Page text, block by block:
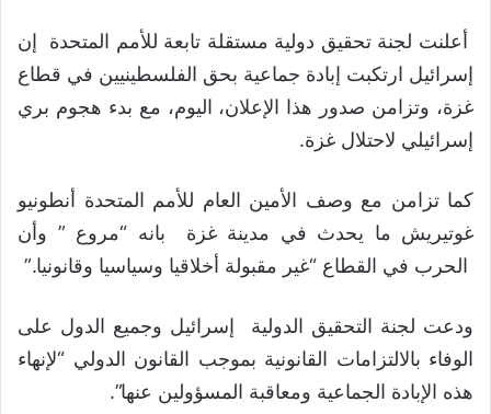
أعلنت لجنة تحقيق دولية مستقلة تابعة للأمم المتحدة إن
إسرائيل ارتكبت إبادة جماعية بحق الفلسطينيين في قطاع
غزة، وتزامن صدور هذا الإعلان، اليوم، مع بدء هجوم بري
إسرائيلي لاحتلال غزة.
كما تزامن مع وصف الأمين العام للأمم المتحدة أنطونيو
غوتيريش ما يحدث في مدينة غزة بانه “مروع ” وأن
الحرب في القطاع “غير مقبولة أخلاقيا وسياسيا وقانونيا.”
ودعت لجنة التحقيق الدولية إسرائيل وجميع الدول على
الوفاء بالالتزامات القانونية بموجب القانون الدولي “لإنهاء
هذه الإبادة الجماعية ومعاقبة المسؤولين عنها”.